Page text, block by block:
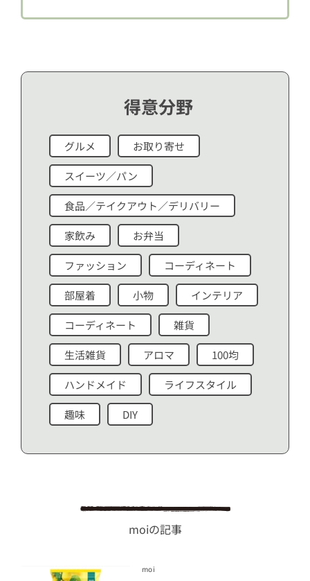
得意分野
グルメ お取り寄せ
スイーツ／パン
食品／テイクアウト／デリバリー
家飲み お弁当
ファッション コーディネート
部屋着 小物 インテリア
コーディネート 雑貨
生活雑貨 アロマ 100均
ハンドメイド ライフスタイル
趣味 DIY
moiの記事
moi